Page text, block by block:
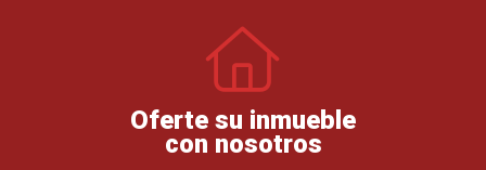
Oferte su inmueble
con nosotros